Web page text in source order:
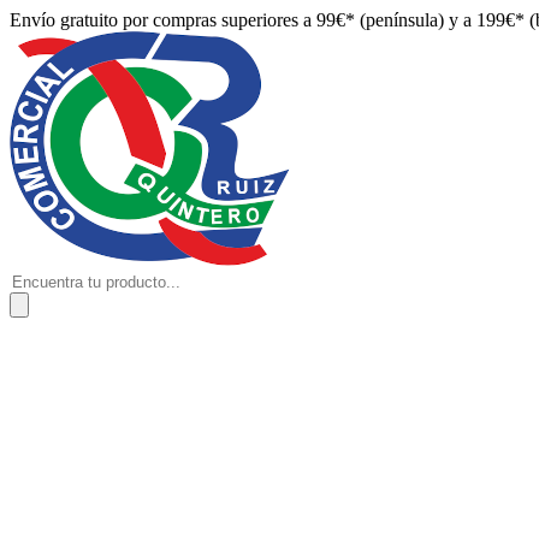
Envío gratuito por compras superiores a 99€* (península) y a 199€*